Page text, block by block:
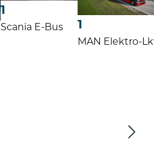
1
Scania E-Bus 1
MAN Elektro-